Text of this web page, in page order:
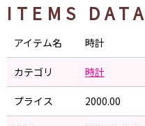
ITEMS DATA
アイテム名 時計
カテゴリ 時計
プライス 2000.00